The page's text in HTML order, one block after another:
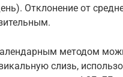
Отклонение от
методом
слизь,